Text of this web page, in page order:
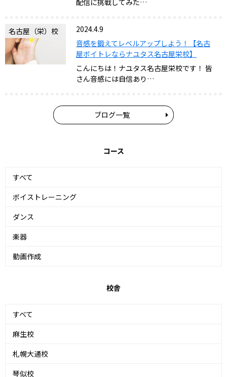
配信に挑戦してみた…
名古屋（栄）校
2024.4.9
音感を鍛えてレベルアップしよう！【名古
屋ボイトレならナユタス名古屋栄校】
こんにちは！ナユタス名古屋栄校です！ 皆
さん音感には自信あり…
ブログ一覧
コース
すべて
ボイストレーニング
ダンス
楽器
動画作成
校舎
すべて
麻生校
札幌大通校
琴似校